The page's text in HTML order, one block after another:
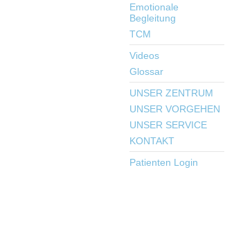
Emotionale
Begleitung
TCM
Videos
Glossar
UNSER ZENTRUM
UNSER VORGEHEN
UNSER SERVICE
KONTAKT
Patienten Login